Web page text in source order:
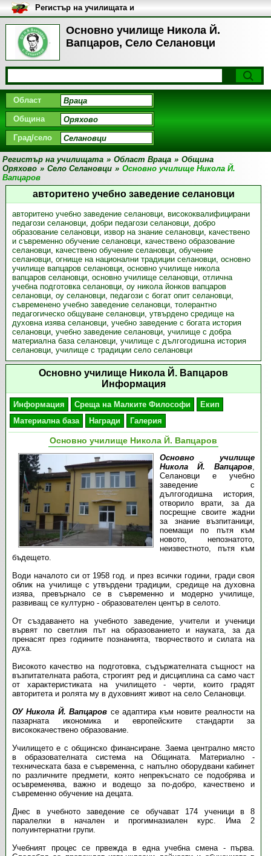
Основно училище Никола Й.
Вапцаров, Село Селановци
Регистър на училищата и
университетите в България
Област
Община
Град/село
Регистър на училищата » Област Враца » Община
Оряхово » Село Селановци » Основно училище Никола Й.
Вапцаров
авторитено учебно заведение селановци
авторитено учебно заведение селановци, висококвалифицирани
педагози селановци, добри педагози селановци, добро
образование селановци, извор на знание селановци, качествено
и съвременно обучение селановци, качествено образование
селановци, качествено обучение селановци, обучение
селановци, огнище на национални традиции селановци, основно
училище вапцаров селановци, основно училище никола
вапцаров селановци, основно училище селановци, отлична
учебна подготовка селановци, оу никола йонков вапцаров
селановци, оу селановци, педагози с богат опит селановци,
съвременено учебно заведение селановци, толерантно
педагогическо общуване селановци, утвърдено средище на
духовна изява селановци, учебно заведение с богата история
селановци, учебно заведение селановци, училище с добра
материална база селановци, училище с дългогодишна история
селановци, училище с традиции село селановци
Основно училище Никола Й. Вапцаров
Информация
Информация Среща на Малките Философи
Екип
Материална база
Награди Галерия
Основно училище Никола Й. Вапцаров
Основно училище
Никола Й. Вапцаров,
Селановци е учебно
заведение с
дългогодишна история,
отворило врати, за да
посрещне своите жадни
за знание възпитаници,
поемащи по пътя към
новото, непознатото,
неизвестното, пътя към
бъдещето.
Води началото си от 1958 год. и през всички години, гради своя
облик на училище с утвърдени традиции, средище на духовна
изява, превърнало се в съвременно и модерно училище,
развиващ се културно - образователен център в селото.
От създаването на учебното заведение, учители и ученици
вървят по светлия път на образованието и науката, за да
пренасят през годините познанията, творчеството и силата на
духа.
Високото качество на подготовка, съдържа­телната същност на
възпитателната работа, строгият ред и дисциплина са само част
от характери­стиката на училището - черти, които градят
авторитета и ролята му в духовният живот на село Селановци.
ОУ Никола Й. Вапцаров се адаптира към новите реалности на
пазарната икономика и европейските стандарти за
висококачествено образование.
Училището е с общинско финансиране. Заема централно място
в образователната система на Общината. Материално -
техническата база е съвременна, с напълно оборудвани кабинет
по различните предмети, която непрекъснато се подобрява и
осъвременява, важно и водещо за по-добро, качествено и
съвременно обучение на децата.
Днес в учебното заведение се обучават 174 ученици в 8
паралелки в начален и прогимназиален курс. Има 2
полуинтернатни групи.
Учебният процес се првежда в една учебна смена - първа.